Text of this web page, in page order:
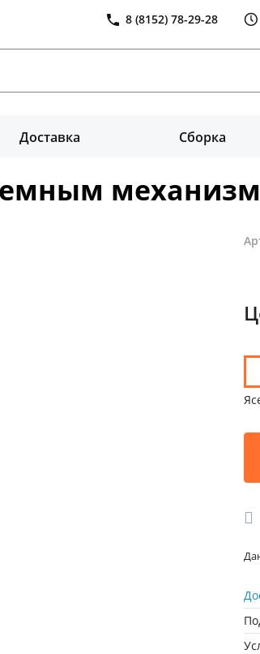
8 (8152) 78-29-28
Доставка Сборка